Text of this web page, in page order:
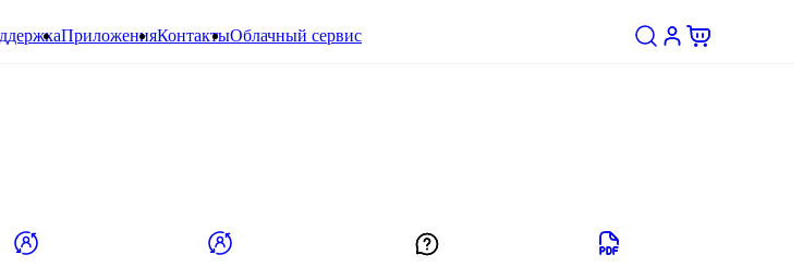
ПриложенияКонтактыОблачный сервис